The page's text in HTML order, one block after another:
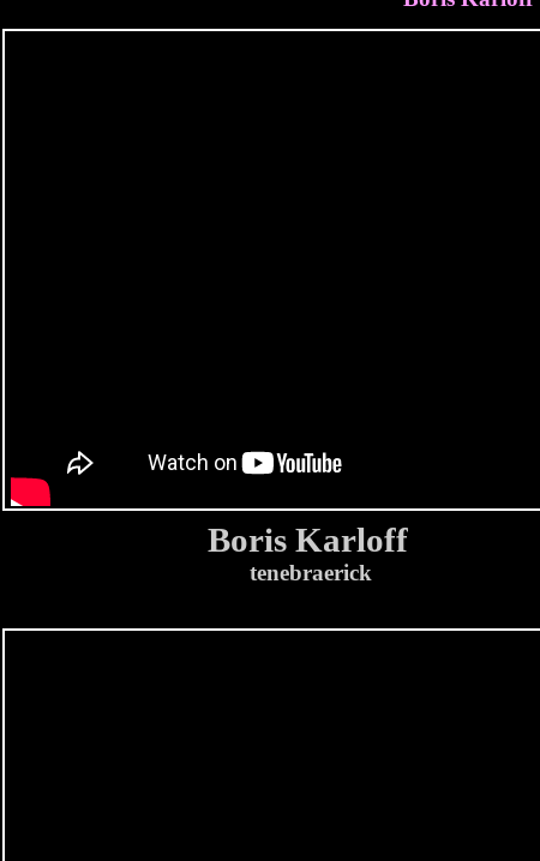
Boris Karloff
tenebraerick